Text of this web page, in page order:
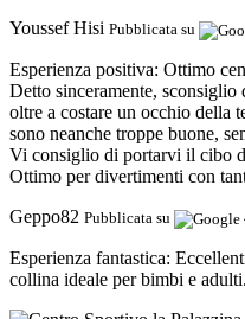
Youssef Hisi Pubblicata su
Esperienza positiva: Ottimo
Detto sinceramente,
oltre a costare un occhio della
sono neanche troppe buone,
Vi consiglio di portarvi il cibo
Ottimo per divertimenti con
Geppo82 Pubblicata su
Esperienza fantastica:
collina ideale per bimbi e adulti.